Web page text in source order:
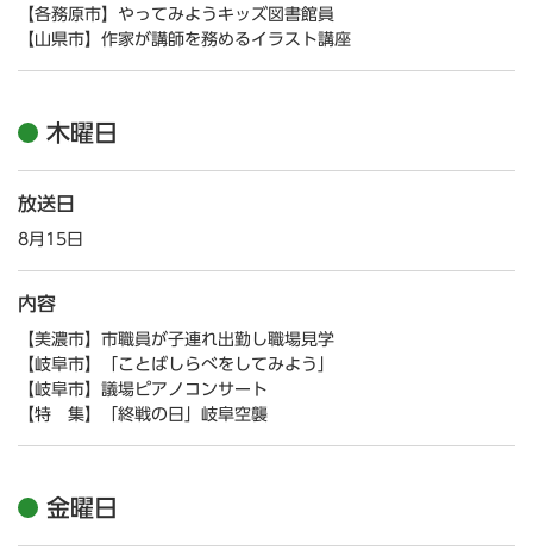
【各務原市】やってみようキッズ図書館員
【山県市】作家が講師を務めるイラスト講座
木曜日
放送日
8月15日
内容
【美濃市】市職員が子連れ出勤し職場見学
【岐阜市】「ことばしらべをしてみよう」
【岐阜市】議場ピアノコンサート
【特 集】「終戦の日」岐阜空襲
金曜日